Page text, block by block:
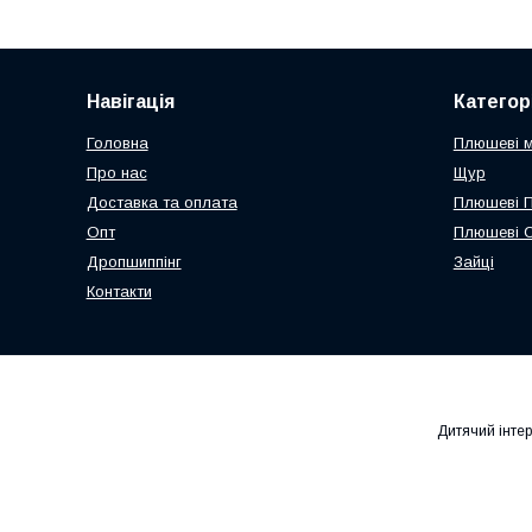
Навігація
Головна
Про нас
Доставка та оплата
Опт
Дропшиппінг
Контакти
Плюшеві
Щур
Плюшеві
Плюшеві
Зайці